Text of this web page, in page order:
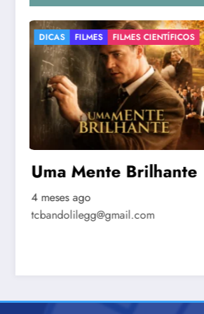
DICAS FILMES FILMES LITERÁRIOS
Sociedade dos poetas
mortos
4 meses ago